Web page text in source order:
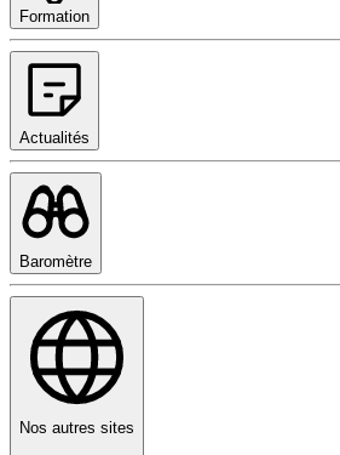
Formation
Actualités
Baromètre
Nos autres sites